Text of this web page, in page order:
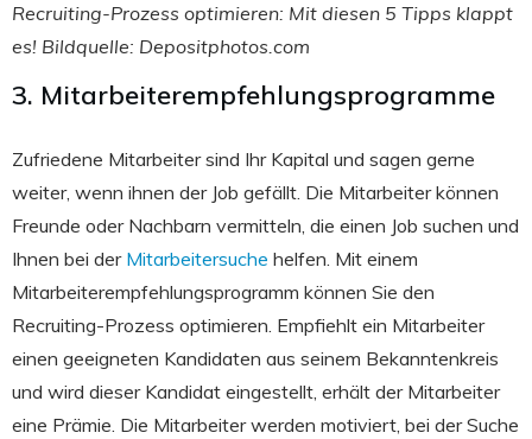
Recruiting-Prozess optimieren: Mit diesen 5 Tipps klappt
es! Bildquelle: Depositphotos.com
3. Mitarbeiterempfehlungsprogramme
Zufriedene Mitarbeiter sind Ihr Kapital und sagen gerne
weiter, wenn ihnen der Job gefällt. Die Mitarbeiter können
Freunde oder Nachbarn vermitteln, die einen Job suchen und
Ihnen bei der Mitarbeitersuche helfen. Mit einem
Mitarbeiterempfehlungsprogramm können Sie den
Recruiting-Prozess optimieren. Empfiehlt ein Mitarbeiter
einen geeigneten Kandidaten aus seinem Bekanntenkreis
und wird dieser Kandidat eingestellt, erhält der Mitarbeiter
eine Prämie. Die Mitarbeiter werden motiviert, bei der Suche